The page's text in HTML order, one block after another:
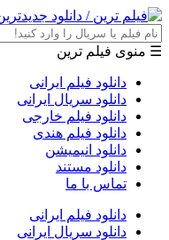
☰ منوی فیلم ترین
دانلود فیلم ایرانی
دانلود سریال ایرانی
دانلود فیلم خارجی
دانلود فیلم هندی
دانلود انیمیشن
دانلود مستند
تماس با ما
دانلود فیلم ایرانی
دانلود سریال ایرانی